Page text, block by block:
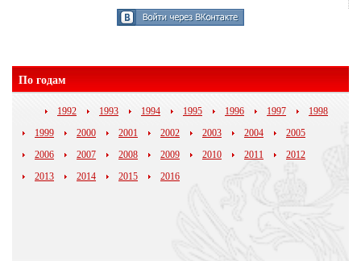
По годам
1992 1993 1994 1995 1996 1997
1998
1999
2000 2001 2002 2003 2004
2005
2006
2007 2008 2009 2010 2011
2012
2013
2014 2015 2016